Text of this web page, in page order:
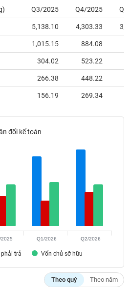
Q3/2025 Q4/2025
5,138.10 4,303.33
1,015.15 884.08
304.02 523.22
266.38 448.22
156.19 269.34
đối kế toán
phải trả Vốn chủ sỡ hữu
2025 Q1/2026 Q2/2026
Theo quý Theo năm